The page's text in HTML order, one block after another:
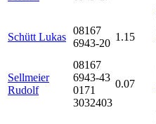
Schütt Lukas
08167
6943-20
1.15
Sellmeier
Rudolf
08167
6943-43
0171
3032403
0.07